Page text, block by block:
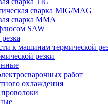
сварка MIG/MAG
сварка MMA
SAW
к машинам термической
резки
работ
охлаждения